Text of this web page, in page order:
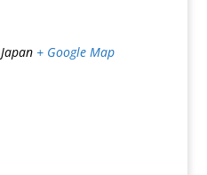
Japan + Google Map